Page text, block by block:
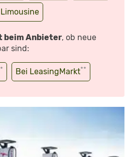
Limousine
beim Anbieter, ob neue
sind:
Bei LeasingMarkt**